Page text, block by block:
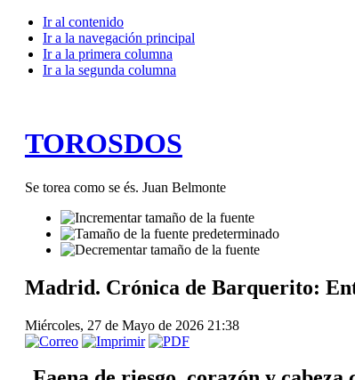
Ir al contenido
Ir a la navegación principal
Ir a la primera columna
Ir a la segunda columna
TOROSDOS
Se torea como se és. Juan Belmonte
Madrid. Crónica de Barquerito:
Miércoles, 27 de Mayo de 2026 21:38